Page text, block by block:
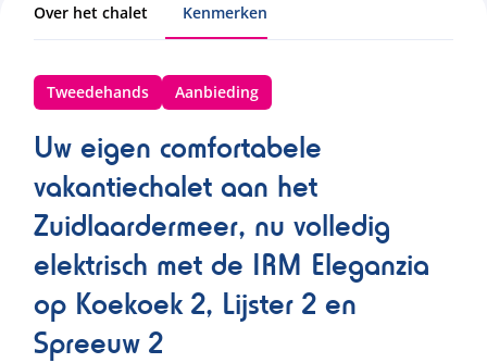
Over het chalet Kenmerken
Tweedehands Aanbieding
Uw eigen comfortabele
vakantiechalet aan het
Zuidlaardermeer, nu volledig
elektrisch met de IRM Eleganzia
op Koekoek 2, Lijster 2 en
Spreeuw 2